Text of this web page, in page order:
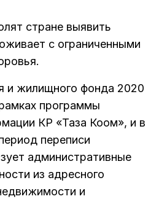
стране выявить
с ограниченными
и жилищного фонда 2020
программы
КР «Таза Коом», и в
переписи
административные
из адресного
и